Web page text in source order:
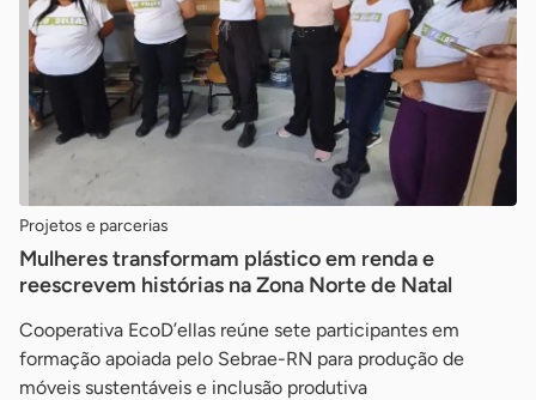
Projetos e parcerias
Mulheres transformam plástico em renda e
reescrevem histórias na Zona Norte de Natal
Cooperativa EcoD’ellas reúne sete participantes em
formação apoiada pelo Sebrae-RN para produção de
móveis sustentáveis e inclusão produtiva